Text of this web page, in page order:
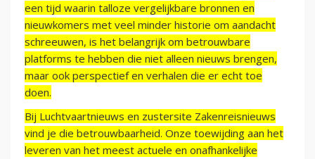
een tijd waarin talloze vergelijkbare bronnen en
nieuwkomers met veel minder historie om aandacht
schreeuwen, is het belangrijk om betrouwbare
platforms te hebben die niet alleen nieuws brengen,
maar ook perspectief en verhalen die er echt toe
doen.
Bij Luchtvaartnieuws en zustersite Zakenreisnieuws
vind je die betrouwbaarheid. Onze toewijding aan het
leveren van het meest actuele en onafhankelijke